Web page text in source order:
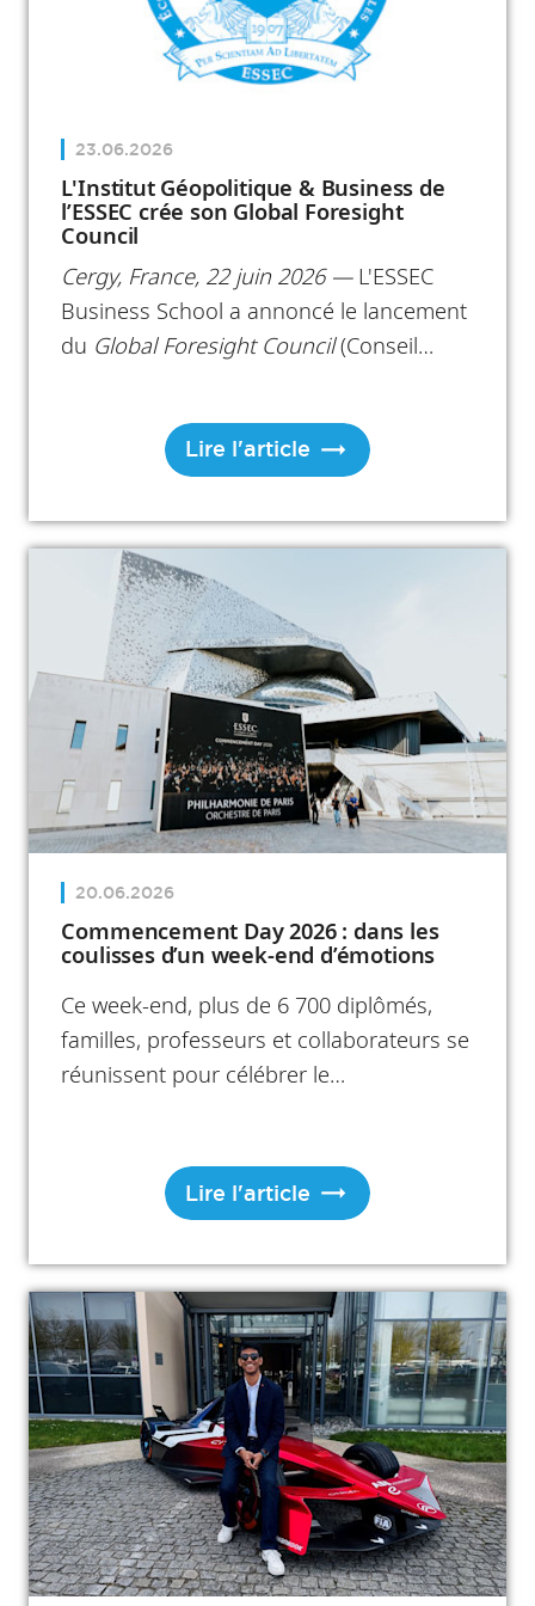
23.06.2026
L'Institut Géopolitique & Business de
l’ESSEC crée son Global Foresight
Council
Cergy, France, 22 juin 2026 —L'ESSEC
Business School a annoncé le lancement
du Global Foresight Council(Conseil
Géopolitique & Business. En réunissant
12 dirigeants mondiaux, ambassadeurs,
lauréats du prix Nobel et dirigeants
d'entreprise de premier plan venus du
monde entier, ce Conseil soutiendra les
réflexions prospectives menées par
l’Institut sur la transformation de
l’environnement économique mondial
sous l’effet des chocs géopolitiques.
Lire l'article
20.06.2026
Commencement Day 2026 : dans les
coulisses d’un week-end d’émotions
Ce week-end, plus de 6 700 diplômés,
familles, professeurs et collaborateurs se
réunissent pour célébrer le
photos de promotion, des centaines de
personnes œuvrent pendant des mois
inoubliable. Immersion dans les coulisses
de l’un des rendez-vous les plus
emblématiques de l’ESSEC.
Lire l'article